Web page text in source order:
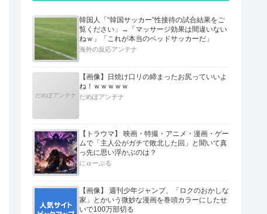
韓国人「“韓国サッカー”性接待の試合結果をご
覧ください」→「マッサージ効果は間違いない
ねｗ」「これが本当のベッドサッカーだ」
海外の反応アンテナ
だめぽアンテナ
【画像】日焼け口リの締まったお尻っていいよ
ね！ｗｗｗｗｗ
だめぽアンテナ
【トラウマ】 映画・特撮・アニメ・漫画・ゲー
ムで「主人公がガチで敗北した回」と聞いて真
っ先に思い浮かぶのは？
にゅーぷる
【画像】 週刊少年ジャンプ、「ロクのおかしな
家」とかいう微妙な漫画を巻頭カラーにしたせ
いで100万部切る